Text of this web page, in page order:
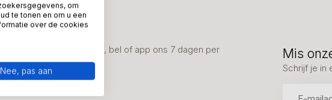
keuze of geven advies, bel of app ons 7 dagen per
Mis
Schrijf je in
om
te tonen en om u een
over de cookies
Nee, pas aan